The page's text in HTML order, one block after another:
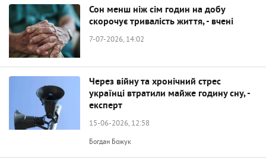
Сон менш ніж сім годин на добу
скорочує тривалість життя, - вчені
7-07-2026, 14:02
Через війну та хронічний стрес
українці втратили майже годину сну, -
експерт
15-06-2026, 12:58
Богдан Божук